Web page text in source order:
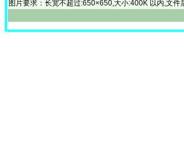
图片要求：长宽不超过:650×650,大小:400K 以内,文件